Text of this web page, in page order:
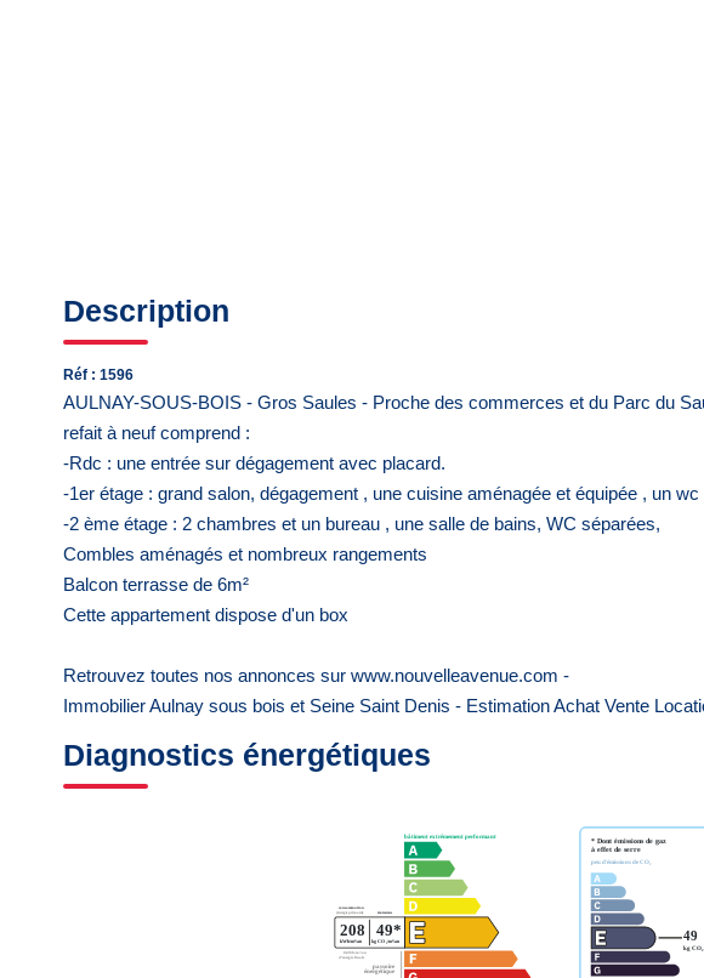
Description
Réf : 1596
AULNAY-SOUS-BOIS - Gros Saules - Proche des commerces et du Parc du
refait à neuf comprend :
-Rdc : une entrée sur dégagement avec placard.
-1er étage : grand salon, dégagement , une cuisine aménagée et équipée , un wc
-2 ème étage : 2 chambres et un bureau , une salle de bains, WC séparées,
Combles aménagés et nombreux rangements
Balcon terrasse de 6m²
Cette appartement dispose d'un box
Retrouvez toutes nos annonces sur www.nouvelleavenue.com -
Immobilier Aulnay sous bois et Seine Saint Denis - Estimation Achat Vente
Diagnostics énergétiques